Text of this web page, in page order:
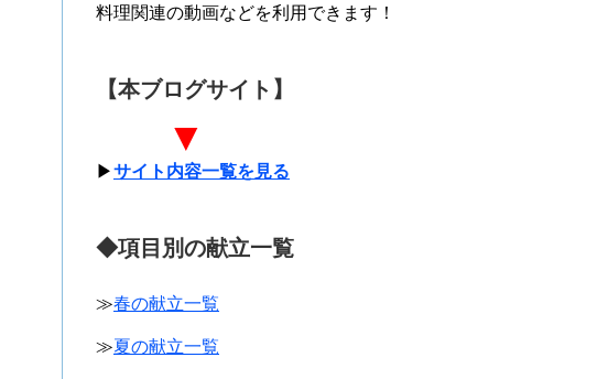
料理関連の動画などを利用できます！
【本ブログサイト】
▼
▶サイト内容一覧を見る
◆項目別の献立一覧
≫春の献立一覧
≫夏の献立一覧